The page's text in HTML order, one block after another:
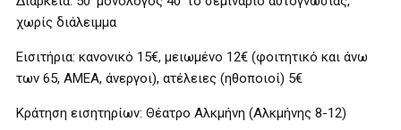
χωρίς διάλειμμα
Εισιτήρια: κανονικό 15€, μειωμένο 12€ (φοιτητικό και άνω
των 65, ΑΜΕΑ, άνεργοι), ατέλειες (ηθοποιοί) 5€
Κράτηση εισητηρίων: Θέατρο Αλκμήνη (Αλκμήνης 8-12)